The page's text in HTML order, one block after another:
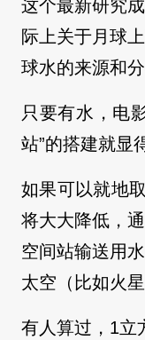
这个最新研究
际上关于月球
球水的来源和
只要有水，电
站”的搭建就显
如果可以就地
将大大降低，
空间站输送用
太空（比如火
有人算过，1立